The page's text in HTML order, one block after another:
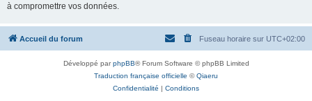
à compromettre vos données.
Accueil du forum Fuseau horaire sur UTC+02:00
Développé parphpBB® Forum Software © phpBB Limited
Traduction française officielle ©Qiaeru
Confidentialité | Conditions